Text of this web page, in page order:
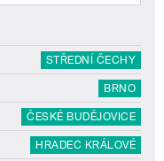
STŘEDNÍ ČECHY
BRNO
ČESKÉ BUDĚJOVICE
HRADEC KRÁLOVÉ